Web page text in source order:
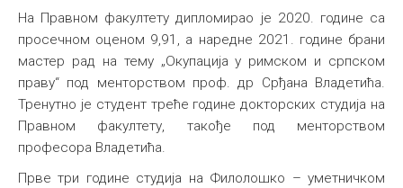
На Правном факултету дипломирао је 2020. године са
просечном оценом 9,91, а наредне 2021. године брани
мастер рад на тему „Окупација у римском и српском
праву“ под менторством проф. др Срђана Владетића.
Тренутно је студент треће године докторских студија на
Правном факултету, такође под менторством
професора Владетића.
Прве три године студија на Филолошко – уметничком